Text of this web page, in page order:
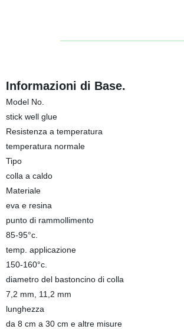
Informazioni di Base.
Model No.
stick well glue
Resistenza a temperatura
temperatura normale
Tipo
colla a caldo
Materiale
eva e resina
punto di rammollimento
85-95°c.
temp. applicazione
150-160°c.
diametro del bastoncino di colla
7,2 mm, 11,2 mm
lunghezza
da 8 cm a 30 cm e altre misure